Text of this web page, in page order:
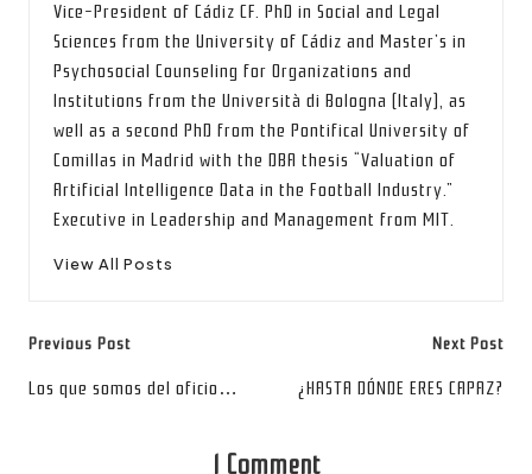
Vice-President of Cádiz CF. PhD in Social and Legal
Sciences from the University of Cádiz and Master’s in
Psychosocial Counseling for Organizations and
Institutions from the Università di Bologna (Italy), as
well as a second PhD from the Pontifical University of
Comillas in Madrid with the DBA thesis “Valuation of
Artificial Intelligence Data in the Football Industry.”
Executive in Leadership and Management from MIT.
View All Posts
Post
navigation
Previous Post
Los que somos del oficio…
Next Post
¿HASTA DÓNDE ERES CAPAZ?
1 Comment